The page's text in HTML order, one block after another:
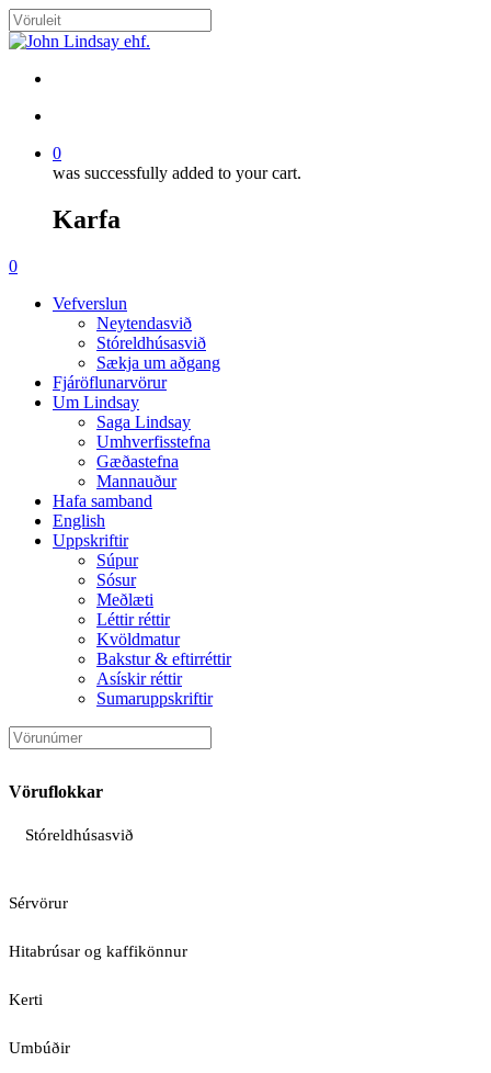
Skip
to
content
Close
0
was successfully added to your cart.
Karfa
Menu
search
account
0
Vefverslun
Neytendasvið
Stóreldhúsasvið
Sækja um aðgang
Fjáröflunarvörur
Um Lindsay
Saga Lindsay
Umhverfisstefna
Gæðastefna
Mannauður
Hafa samband
English
Uppskriftir
Súpur
Sósur
Meðlæti
Léttir réttir
Kvöldmatur
Bakstur & eftirréttir
Asískir réttir
Sumaruppskriftir
Vöruflokkar
Stóreldhúsasvið
Sérvörur
Hitabrúsar og kaffikönnur
Kerti
Umbúðir